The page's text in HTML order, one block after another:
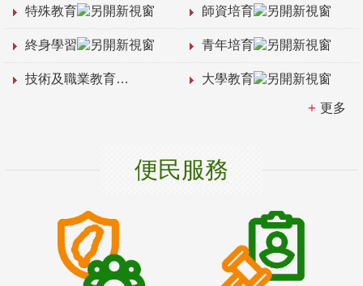
特殊教育 師資培育
終身學習 青年培育
技術及職業教育 大學教育
更多
便民服務